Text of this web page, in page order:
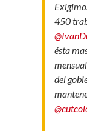
450
ésta
del